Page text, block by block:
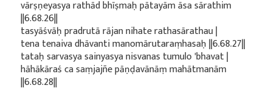
vārṣṇeyasya rathād bhīṣmaḥ pātayām āsa sārathim
||6.68.26||
tasyāśvāḥ pradrutā rājan nihate rathasārathau |
tena tenaiva dhāvanti manomārutaraṃhasaḥ ||6.68.27||
tataḥ sarvasya sainyasya nisvanas tumulo 'bhavat |
hāhākāraś ca saṃjajñe pāṇḍavānāṃ mahātmanām
||6.68.28||